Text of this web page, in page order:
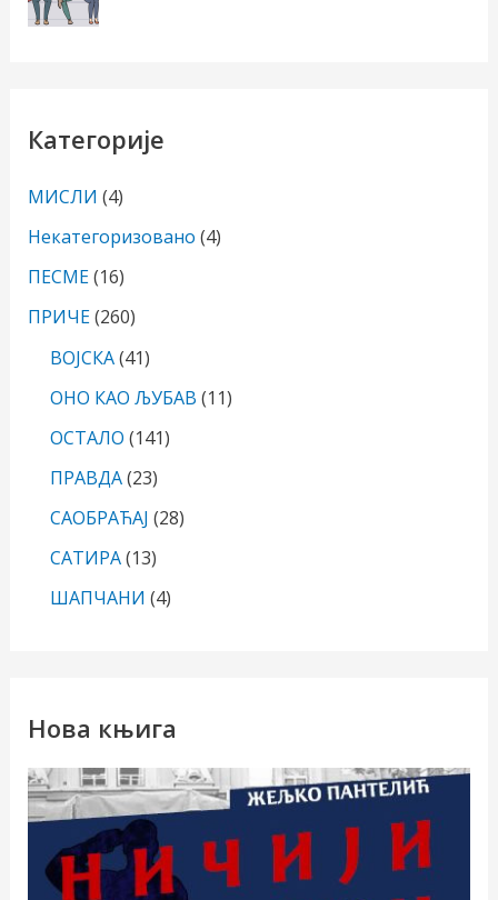
Категорије
МИСЛИ (4)
Некатегоризовано (4)
ПЕСМЕ(16)
ПРИЧЕ(260)
ВОЈСКА(41)
ОНО КАО ЉУБАВ (11)
ОСТАЛО (141)
ПРАВДА(23)
САОБРАЋАЈ (28)
САТИРА(13)
ШАПЧАНИ (4)
Нова књига